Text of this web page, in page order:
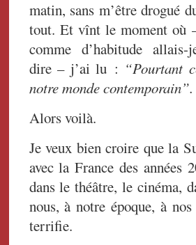
matin, sans m’être drogué
tout. Et vînt le moment où
comme d’habitude allais-
dire – j’ai lu : “Pourtant
notre monde contemporain”.
Alors voilà.
Je veux bien croire que la
avec la France des années
dans le théâtre, le cinéma,
nous, à notre époque, à
terrifie.